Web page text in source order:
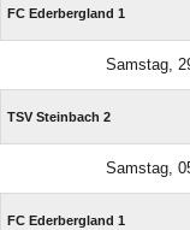
FC Ederbergland 1
Samstag,
TSV Steinbach 2
Samstag,
FC Ederbergland 1